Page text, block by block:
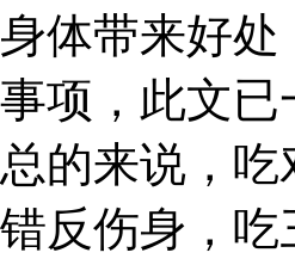
身体带来好
事项，此文
总的来说，
错反伤身，